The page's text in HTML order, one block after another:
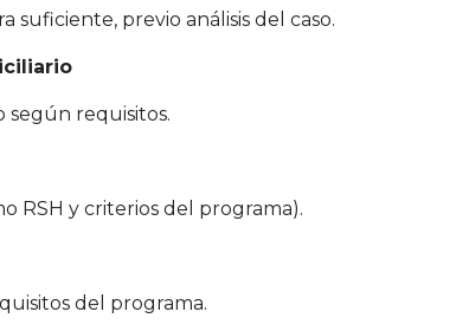
previo análisis del caso.
según requisitos.
RSH y criterios del programa).
del programa.